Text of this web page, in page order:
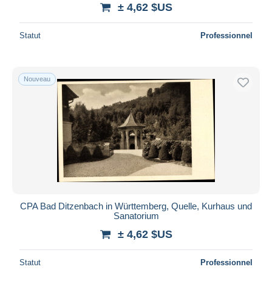
± 4,62 $US
Statut Professionnel
Nouveau
CPA Bad Ditzenbach in Württemberg, Quelle, Kurhaus und
Sanatorium
± 4,62 $US
Statut Professionnel